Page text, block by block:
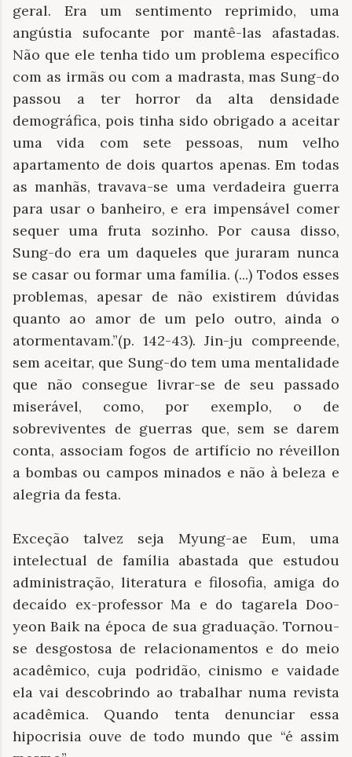
geral. Era um sentimento reprimido, uma
angústia sufocante por mantê-las afastadas.
Não que ele tenha tido um problema específico
com as irmãs ou com a madrasta, mas Sung-do
passou a ter horror da alta densidade
demográfica, pois tinha sido obrigado a aceitar
uma vida com sete pessoas, num velho
apartamento de dois quartos apenas. Em todas
as manhãs, travava-se uma verdadeira guerra
para usar o banheiro, e era impensável comer
sequer uma fruta sozinho. Por causa disso,
Sung-do era um daqueles que juraram nunca
se casar ou formar uma família. (...) Todos esses
problemas, apesar de não existirem dúvidas
quanto ao amor de um pelo outro, ainda o
atormentavam.”(p. 142-43). Jin-ju compreende,
sem aceitar, que Sung-do tem uma mentalidade
que não consegue livrar-se de seu passado
miserável, como, por exemplo, o de
sobreviventes de guerras que, sem se darem
conta, associam fogos de artifício no réveillon
a bombas ou campos minados e não à beleza e
alegria da festa.
Exceção talvez seja Myung-ae Eum, uma
intelectual de família abastada que estudou
administração, literatura e filosofia, amiga do
decaído ex-professor Ma e do tagarela Doo-
yeon Baik na época de sua graduação. Tornou-
se desgostosa de relacionamentos e do meio
acadêmico, cuja podridão, cinismo e vaidade
ela vai descobrindo ao trabalhar numa revista
acadêmica. Quando tenta denunciar essa
hipocrisia ouve de todo mundo que “é assim